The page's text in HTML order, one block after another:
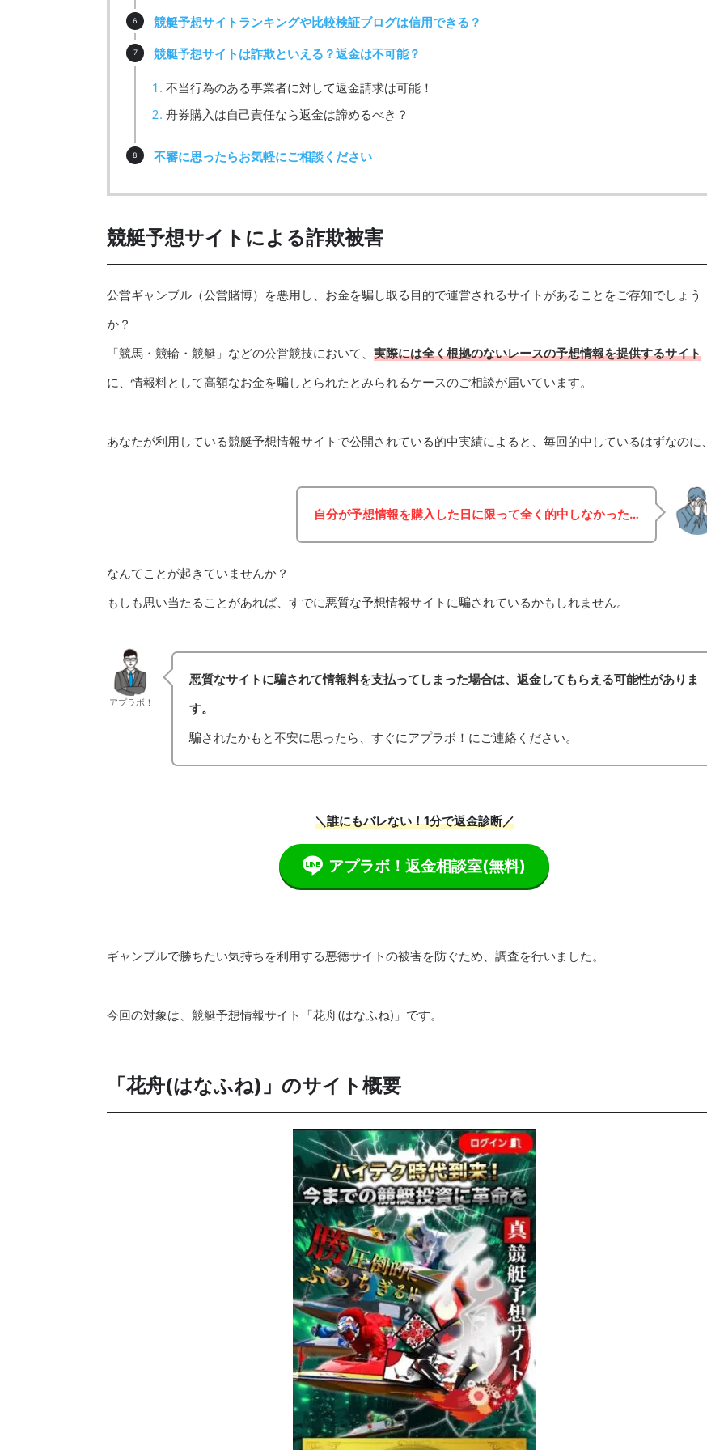
競艇予想サイトランキングや比較検証ブログは信用できる？
競艇予想サイトは詐欺といえる？返金は不可能？
不当行為のある事業者に対して返金請求は可能！
舟券購入は自己責任なら返金は諦めるべき？
不審に思ったらお気軽にご相談ください
競艇予想サイトによる詐欺被害
公営ギャンブル（公営賭博）を悪用し、お金を騙し取る目的で運営されるサイトがあることをご存知でしょう
か？
「競馬・競輪・競艇」などの公営競技において、 実際には全く根拠のないレースの予想情報を提供するサイト
に、情報料として高額なお金を騙しとられたとみられるケースのご相談が届いています。
あなたが利用している競艇予想情報サイトで公開されている的中実績によると、毎回的中しているはずなのに、
自分が予想情報を購入した日に限って全く的中しなかった…
なんてことが起きていませんか？
もしも思い当たることがあれば、すでに悪質な予想情報サイトに騙されているかもしれません。
アプラボ！
悪質なサイトに騙されて情報料を支払ってしまった場合は、返金してもらえる可能性がありま
す。
騙されたかもと不安に思ったら、すぐにアプラボ！にご連絡ください。
＼誰にもバレない！1分で返金診断／
アプラボ！返金相談室(無料)
ギャンブルで勝ちたい気持ちを利用する悪徳サイトの被害を防ぐため、調査を行いました。
今回の対象は、競艇予想情報サイト「花舟(はなふね)」です。
「花舟(はなふね)」のサイト概要